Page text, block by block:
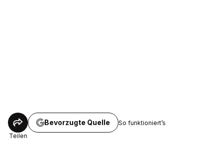
Teilen
Bevorzugte Quelle So funktioniert’s